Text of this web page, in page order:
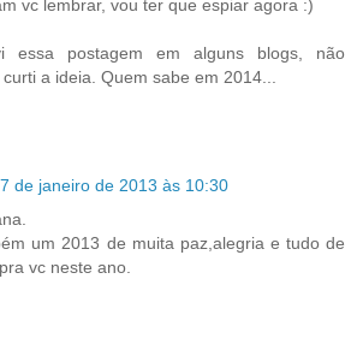
vc lembrar, vou ter que espiar agora :)
essa postagem em alguns blogs, não
a ideia. Quem sabe em 2014...
7 de janeiro de 2013 às 10:30
um 2013 de muita paz,alegria e tudo de
vc neste ano.